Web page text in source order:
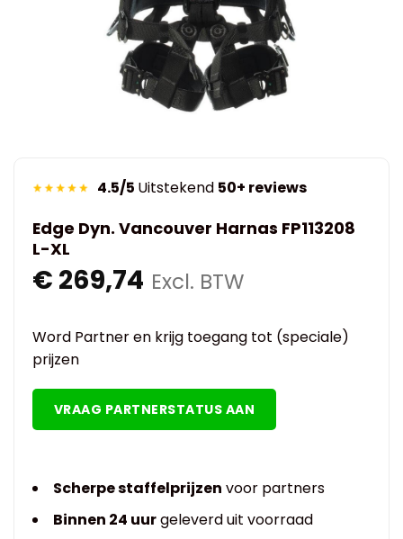
4.5/5 Uitstekend 50+ reviews
Edge Dyn. Vancouver Harnas FP113208
L-XL
€ 269,74 Excl. BTW
Word Partner en krijg toegang tot (speciale)
prijzen
VRAAG PARTNERSTATUS AAN
Scherpe staffelprijzen voor partners
Binnen 24 uurgeleverd uit voorraad